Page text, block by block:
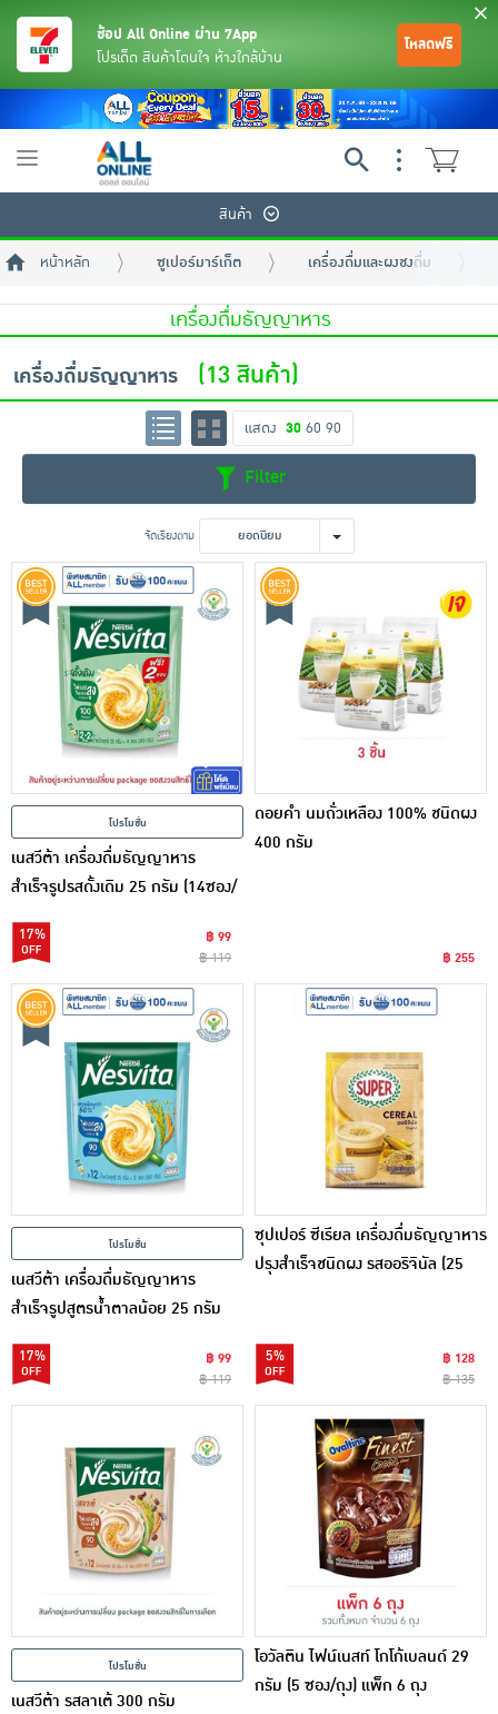
ขนมขบเคี้ยว และช็อคโกแลต
อาหารสด ผัก ผลไม้และเบเกอรี่
ช้อป All Online ผ่าน 7App
โปรเด็ด สินค้าโดนใจ ห้างใกล้บ้าน
โหลดฟรี
Toggle
สินค้า
หน้าหลัก ซูเปอร์มาร์เก็ต เครื่องดื่มและผงชงดื่ม
เครื่องดื่มธัญญาหาร
เครื่องดื่มธัญญาหาร
(13 สินค้า)
แสดง 30 60 90
Filter
จัดเรียงตาม ยอดนิยม
โปรโมชั่น
เนสวีต้า เครื่องดื่มธัญญาหาร
สำเร็จรูปรสดั้งเดิม 25 กรัม (14ซอง/
17%
฿ 99
฿ 119
ดอยคำ นมถั่วเหลือง 100% ชนิดผง
400 กรัม
฿ 255
โปรโมชั่น
เนสวีต้า เครื่องดื่มธัญญาหาร
สำเร็จรูปสูตรน้ำตาลน้อย 25 กรัม
17%
฿ 99
฿ 119
ซุปเปอร์ ซีเรียล เครื่องดื่มธัญญาหาร
ปรุงสำเร็จชนิดผง รสออริจินัล (25
5%
฿ 128
฿ 135
โปรโมชั่น
เนสวีต้า รสลาเต้ 300 กรัม
โอวัลติน ไฟน์เนสท์ โกโก้เบลนด์ 29
กรัม (5 ซอง/ถุง) แพ็ก 6 ถุง